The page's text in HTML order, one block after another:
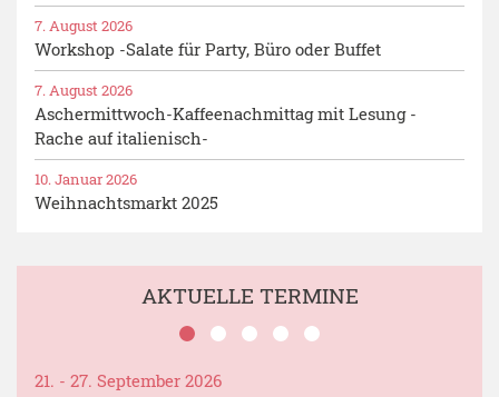
Workshop -Salate für Party, Büro oder Buffet
7. August 2026
Aschermittwoch-Kaffeenachmittag mit Lesung -
Rache auf italienisch-
7. August 2026
Weihnachtsmarkt 2025
10. Januar 2026
AKTUELLE TERMINE
21. - 27. September 2026